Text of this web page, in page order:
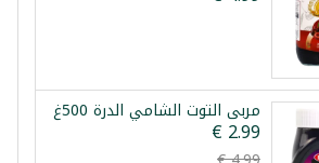
مربى التوت الشامي الدرة 500غ